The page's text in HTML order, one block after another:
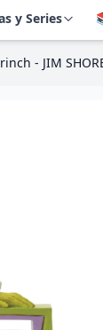
y Series
- JIM